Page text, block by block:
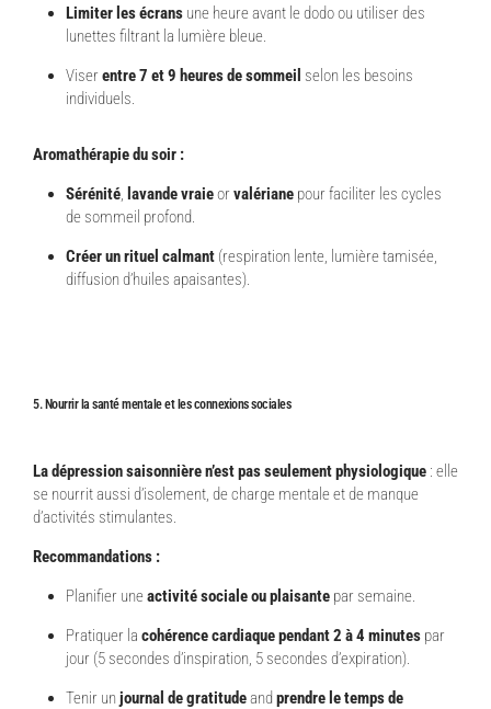
Limiter les écrans une heure avant le dodo ou utiliser des
lunettes filtrant la lumière bleue.
Viser entre 7 et 9 heures de sommeil selon les besoins
individuels.
Aromathérapie du soir :
Sérénité, lavande vraieor valériane pour faciliter les cycles
de sommeil profond.
Créer un rituel calmant (respiration lente, lumière tamisée,
diffusion d’huiles apaisantes).
5. Nourrir la santé mentale et les connexions sociales
La dépression saisonnière n’est pas seulement physiologique : elle
se nourrit aussi d’isolement, de charge mentale et de manque
d’activités stimulantes.
Recommandations :
Planifier uneactivité sociale ou plaisante par semaine.
Pratiquer la cohérence cardiaque pendant 2 à 4 minutes par
jour (5 secondes d’inspiration, 5 secondes d’expiration).
Tenir unjournal de gratitudeand prendre le temps de